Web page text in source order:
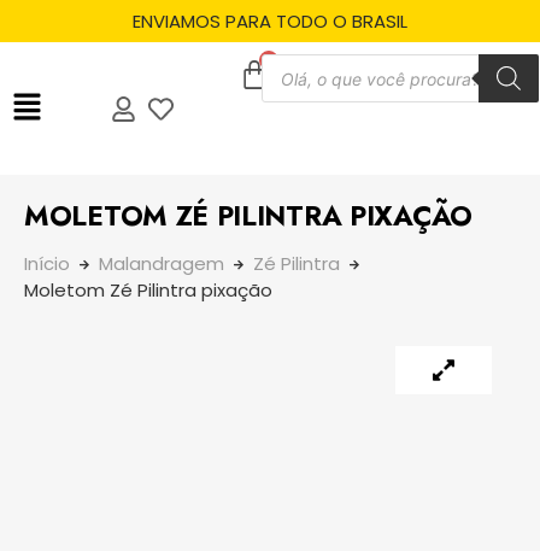
ENVIAMOS PARA TODO O BRASIL
MOLETOM ZÉ PILINTRA PIXAÇÃO
Início Malandragem
Zé Pilintra
Moletom Zé Pilintra pixação